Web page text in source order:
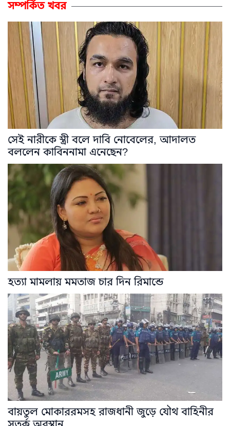
সম্পর্কিত খবর
সেই নারীকে স্ত্রী বলে দাবি নোবেলের, আদালত
বললেন কাবিননামা এনেছেন?
হত্যা মামলায় মমতাজ চার দিন রিমান্ডে
বায়তুল মোকাররমসহ রাজধানী জুড়ে যৌথ বাহিনীর